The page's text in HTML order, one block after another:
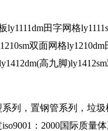
田字网格
双面网格ly1210dm
高九脚
列，置钢管系列，垃
：2000国际质量体